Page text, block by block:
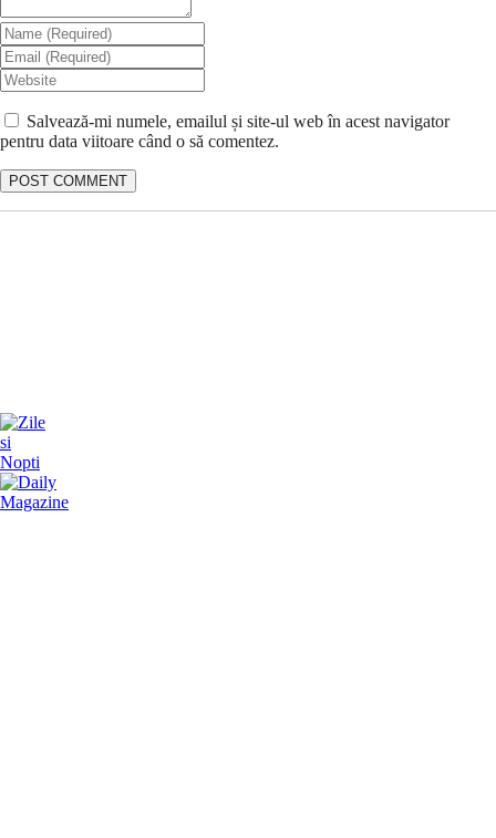
Salvează-mi numele, emailul și site-ul web în acest navigator
pentru data viitoare când o să comentez.